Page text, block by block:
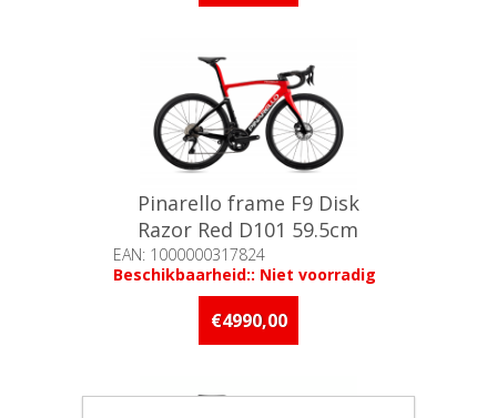
Pinarello frame F9 Disk
Razor Red D101 59.5cm
EAN: 1000000317824
Beschikbaarheid:: Niet voorradig
€4990,00